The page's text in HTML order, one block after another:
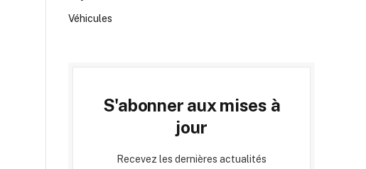
Véhicules
S'abonner aux mises à
jour
Recevez les dernières actualités